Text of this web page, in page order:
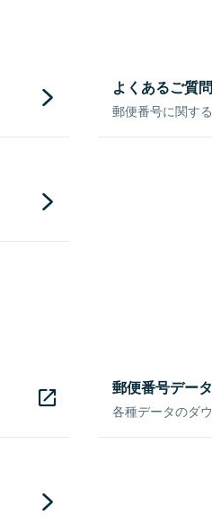
よくあるご質
郵便番号に関す
郵便番号デー
各種データのダ